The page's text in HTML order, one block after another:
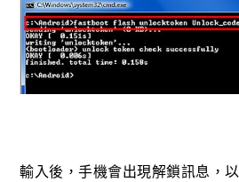
輸入後，手機會出現解鎖訊息，